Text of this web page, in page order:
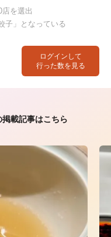
ログインして
行った数を見る
を選出
子」となっている
載記事はこちら